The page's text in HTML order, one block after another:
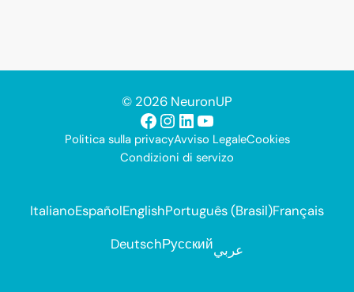
© 2026 NeuronUP
Facebook
Instagram
LinkedIn
YouTube
Politica sulla privacyAvviso LegaleCookies
Condizioni di servizo
ItalianoEspañolEnglishPortuguês (Brasil)Français
DeutschРусскийعربي